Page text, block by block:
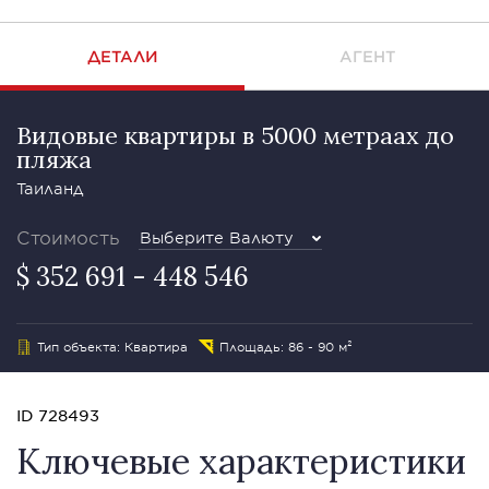
ДЕТАЛИ АГЕНТ
Видовые квартиры в 5000 метраах до
пляжа
Таиланд
Стоимость Выберите Валюту
$ 352 691 - 448 546
Тип объекта: Квартира Площадь: 86 - 90 м²
ID 728493
Ключевые характеристики